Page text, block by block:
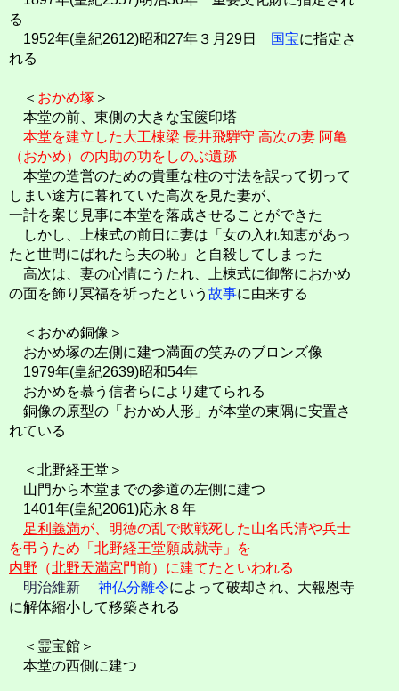
る
1952年(皇紀2612)昭和27年３月29日
国宝に指定さ
れる
＜ おかめ塚 ＞
本堂の前、東側の大きな宝篋印塔
本堂を建立した大工棟梁 長井飛騨守 高次の妻 阿亀
（おかめ）の内助の功をしのぶ遺跡
本堂の造営のための貴重な柱の寸法を誤って切って
しまい途方に暮れていた高次を見た妻が、
一計を案じ見事に本堂を落成させることができた
しかし、上棟式の前日に妻は「女の入れ知恵があっ
たと世間にばれたら夫の恥」と自殺してしまった
高次は、妻の心情にうたれ、上棟式に御幣におかめ
の面を飾り冥福を祈ったという 故事に由来する
＜おかめ銅像＞
おかめ塚の左側に建つ満面の笑みのブロンズ像
1979年(皇紀2639)昭和54年
おかめを慕う信者らにより建てられる
銅像の原型の「おかめ人形」が本堂の東隅に安置さ
れている
＜北野経王堂＞
山門から本堂までの参道の左側に建つ
1401年(皇紀2061)応永８年
足利義満が、明徳の乱で敗戦死した山名氏清や兵士
を弔うため「北野経王堂願成就寺」を
内野 （北野天満宮門前）に建てたといわれる
明治維新
神仏分離令によって破却され、大報恩寺
に解体縮小して移築される
＜霊宝館＞
本堂の西側に建つ